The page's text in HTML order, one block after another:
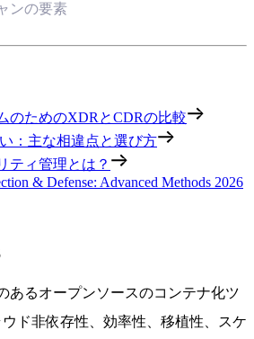
ンの要素
のためのXDRとCDRの比較
：主な相違点と選び方
ティ管理とは？
& Defense: Advanced Methods 2026
あるオープンソースのコンテナ化ツ
ド非依存性、効率性、移植性、スケ